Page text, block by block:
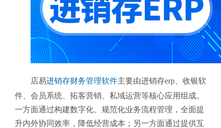
店易进销存财务管理软件主要由进销存erp、收银软
件、会员系统、拓客营销、私域运营等核心应用组成。
一方面通过构建数字化、规范化业务流程管理，全面提
升内外协同效率，降低经营成本；另一方面通过提供互